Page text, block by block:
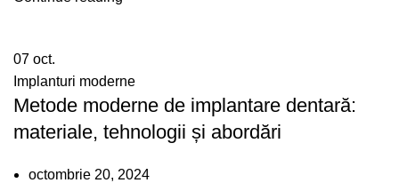
07 oct.
Implanturi moderne
Metode moderne de implantare dentară:
materiale, tehnologii și abordări
octombrie 20, 2024